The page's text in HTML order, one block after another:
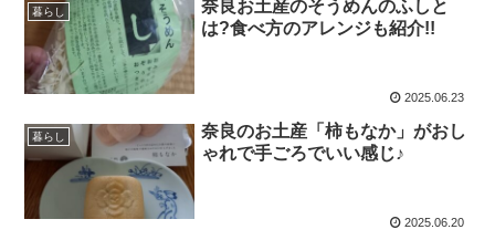
暮らし
奈良お土産のそうめんのふしと
は?食べ方のアレンジも紹介!!
2025.06.23
暮らし
奈良のお土産「柿もなか」がおし
ゃれで手ごろでいい感じ♪
2025.06.20